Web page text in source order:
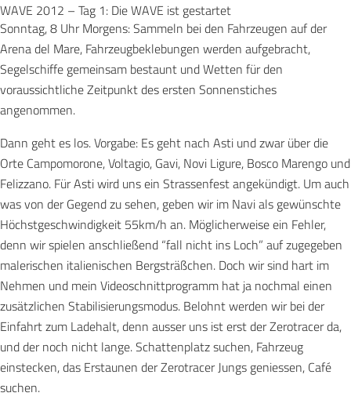
WAVE 2012 – Tag 1: Die WAVE ist gestartet
Sonntag, 8 Uhr Morgens: Sammeln bei den Fahrzeugen auf der
Arena del Mare, Fahrzeugbeklebungen werden aufgebracht,
Segelschiffe gemeinsam bestaunt und Wetten für den
voraussichtliche Zeitpunkt des ersten Sonnenstiches
angenommen.
Dann geht es los. Vorgabe: Es geht nach Asti und zwar über die
Orte Campomorone, Voltagio, Gavi, Novi Ligure, Bosco Marengo und
Felizzano. Für Asti wird uns ein Strassenfest angekündigt. Um auch
was von der Gegend zu sehen, geben wir im Navi als gewünschte
Höchstgeschwindigkeit 55km/h an. Möglicherweise ein Fehler,
denn wir spielen anschließend “fall nicht ins Loch” auf zugegeben
malerischen italienischen Bergsträßchen. Doch wir sind hart im
Nehmen und mein Videoschnittprogramm hat ja nochmal einen
zusätzlichen Stabilisierungsmodus. Belohnt werden wir bei der
Einfahrt zum Ladehalt, denn ausser uns ist erst der Zerotracer da,
und der noch nicht lange. Schattenplatz suchen, Fahrzeug
einstecken, das Erstaunen der Zerotracer Jungs geniessen, Café
suchen.